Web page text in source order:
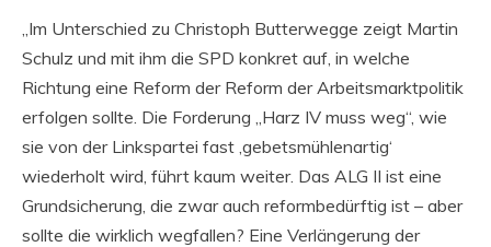
„Im Unterschied zu Christoph Butterwegge zeigt Martin
Schulz und mit ihm die SPD konkret auf, in welche
Richtung eine Reform der Reform der Arbeitsmarktpolitik
erfolgen sollte. Die Forderung „Harz IV muss weg“, wie
sie von der Linkspartei fast ‚gebetsmühlenartig‘
wiederholt wird, führt kaum weiter. Das ALG II ist eine
Grundsicherung, die zwar auch reformbedürftig ist – aber
sollte die wirklich wegfallen? Eine Verlängerung der